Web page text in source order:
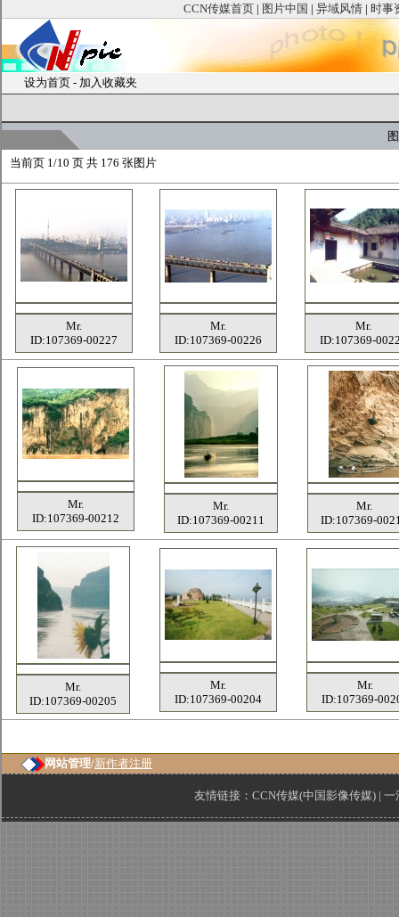
CCN传媒首页 | 图片中国 | 异域风情 | 时事
设为首页 - 加入收藏夹
图
当前页 1/10 页 共 176 张图片
Mr.
ID:107369-00227
Mr.
ID:107369-00226
Mr.
ID:107369-
Mr.
ID:107369-00212
Mr.
ID:107369-00211
Mr.
ID:107369-
Mr.
ID:107369-00205
Mr.
ID:107369-00204
Mr.
ID:107369-
网站管理/新作者注册
友情链接： CCN传媒(中国影像传媒) | 一